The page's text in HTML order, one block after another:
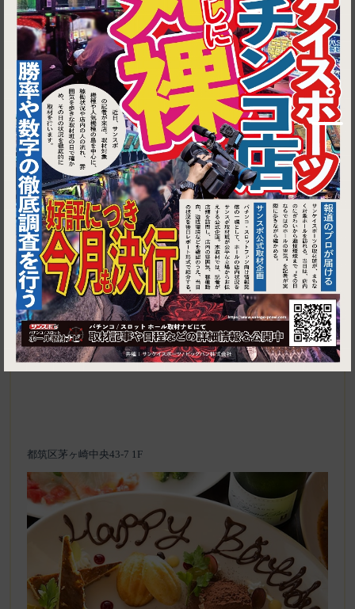
1
有効期限 2026-08-14
▶ ルートを見る
センター南・センター北・仲町台│イタリアンバル バンビーノ
都筑区茅ヶ崎中央43-7 1F